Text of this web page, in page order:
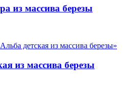
из массива березы
из массива березы